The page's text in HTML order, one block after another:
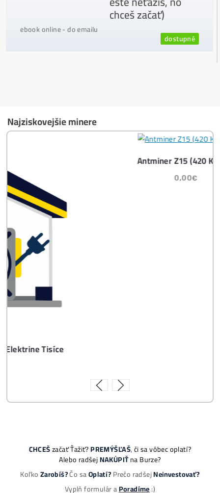
Ako vybrať správny Miner na ťažbu?
Masívny 6-8x Rast Krypta Začína?
ešte neťažíš, no
chceš začať)
ebook online - do emailu